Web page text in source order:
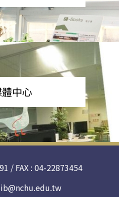
中心
/ FAX : 04-22873454